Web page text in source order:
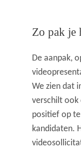
Zo pak je
De aanpak,
We zien dat
verschilt ook
positief op
kandidaten.